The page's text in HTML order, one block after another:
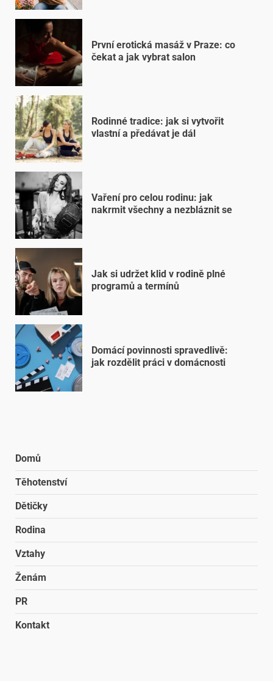
První erotická masáž v Praze: co
čekat a jak vybrat salon
Rodinné tradice: jak si vytvořit
vlastní a předávat je dál
Vaření pro celou rodinu: jak
nakrmit všechny a nezbláznit se
Jak si udržet klid v rodině plné
programů a termínů
Domácí povinnosti spravedlivě:
jak rozdělit práci v domácnosti
Domů
Těhotenství
Dětičky
Rodina
Vztahy
Ženám
PR
Kontakt